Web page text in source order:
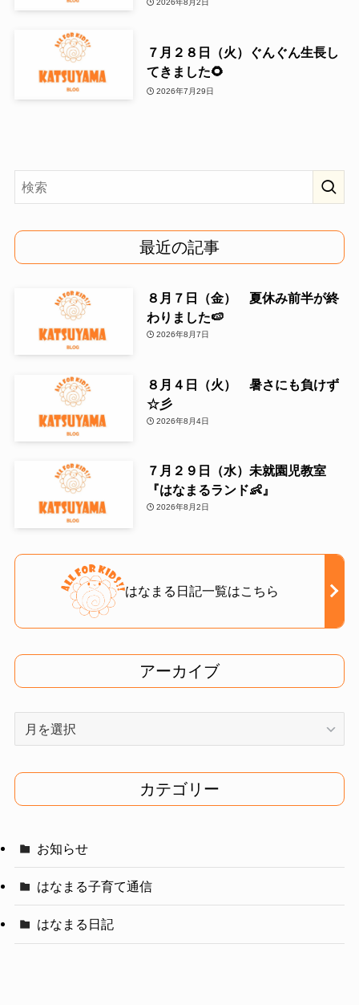
2026年8月2日
７月２８日（火）ぐんぐん生長し
てきました🌻
2026年7月29日
最近の記事
８月７日（金） 夏休み前半が終
わりました🍉
2026年8月7日
８月４日（火） 暑さにも負けず
☆彡
2026年8月4日
７月２９日（水）未就園児教室
『はなまるランド👶』
2026年8月2日
はなまる日記一覧はこちら
アーカイブ
イ
ブ
カテゴリー
お知らせ
はなまる子育て通信
はなまる日記